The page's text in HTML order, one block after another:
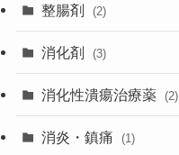
整腸剤 (2)
消化剤 (3)
消化性潰瘍治療薬 (2)
消炎・鎮痛 (1)